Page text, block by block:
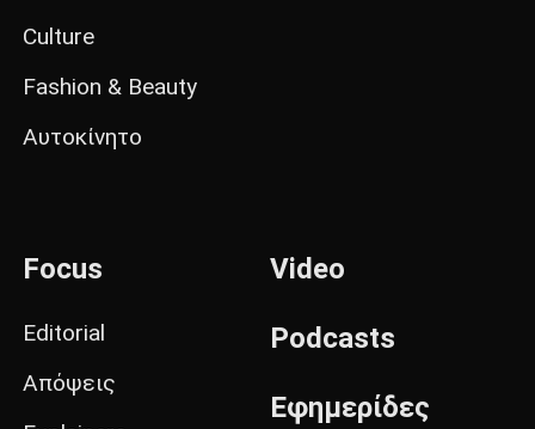
Culture
Fashion & Beauty
Αυτοκίνητο
Focus
Editorial
Απόψεις
Video
Podcasts
Εφημερίδες